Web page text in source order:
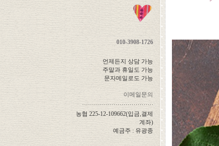
010-3908-1726
언제든지 상담 가능
주말과 휴일도 가능
문자메일로도 가능
이메일문의
농협 225-12-109662(입금,결제
계좌)
예금주 : 유광종